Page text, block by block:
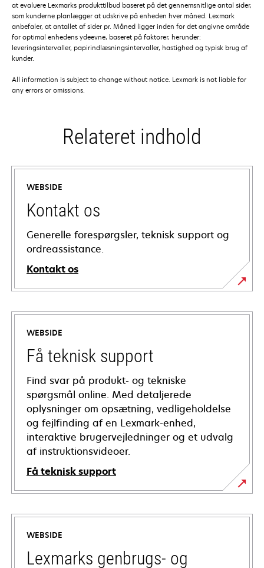
at evaluere Lexmarks produkttilbud baseret på det gennemsnitlige antal sider,
som kunderne planlægger at udskrive på enheden hver måned. Lexmark
anbefaler, at antallet af sider pr. Måned ligger inden for det angivne område
for optimal enhedens ydeevne, baseret på faktorer, herunder:
leveringsintervaller, papirindlæsningsintervaller, hastighed og typisk brug af
kunder.
All information is subject to change without notice. Lexmark is not liable for
any errors or omissions.
Relateret indhold
WEBSIDE
Kontakt os
Generelle forespørgsler, teknisk support og
ordreassistance.
Kontakt os
WEBSIDE
Få teknisk support
Find svar på produkt- og tekniske
spørgsmål online. Med detaljerede
oplysninger om opsætning, vedligeholdelse
og fejlfinding af en Lexmark-enhed,
interaktive brugervejledninger og et udvalg
af instruktionsvideoer.
Få teknisk support
opens
in
new
tab
WEBSIDE
Lexmarks genbrugs- og